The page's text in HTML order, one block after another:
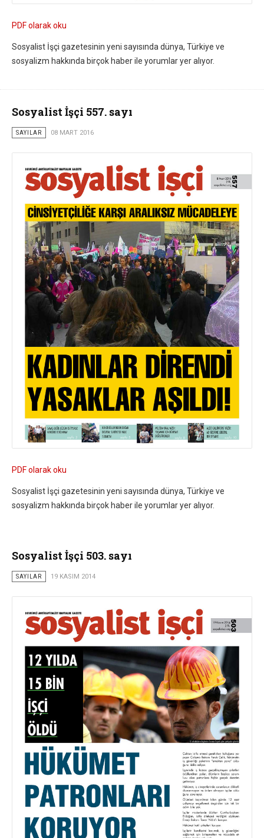
PDF olarak oku
Sosyalist İşçi gazetesinin yeni sayısında dünya, Türkiye ve
sosyalizm hakkında birçok haber ile yorumlar yer alıyor.
Sosyalist İşçi 557. sayı
SAYILAR 08 MART 2016
PDF olarak oku
Sosyalist İşçi gazetesinin yeni sayısında dünya, Türkiye ve
sosyalizm hakkında birçok haber ile yorumlar yer alıyor.
Sosyalist İşçi 503. sayı
SAYILAR 19 KASIM 2014